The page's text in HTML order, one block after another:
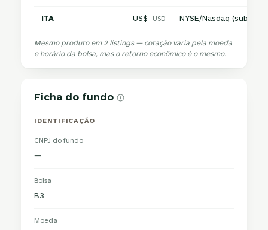
ITA US$ USD NYSE/Nasdaq
Mesmo produto em 2 listings — cotação varia pela moeda
e horário da bolsa, mas o retorno econômico é o mesmo.
Ficha do fundo
IDENTIFICAÇÃO
CNPJ do fundo
—
Bolsa
B3
Moeda